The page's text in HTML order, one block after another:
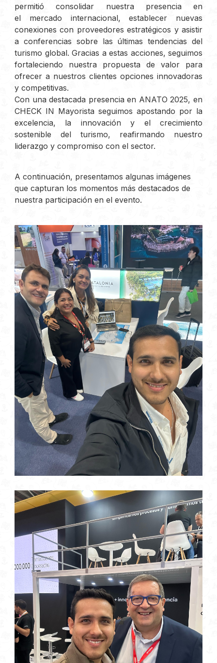
permitió consolidar nuestra presencia en
el mercado internacional, establecer nuevas
conexiones con proveedores estratégicos y asistir
a conferencias sobre las últimas tendencias del
turismo global. Gracias a estas acciones, seguimos
fortaleciendo nuestra propuesta de valor para
ofrecer a nuestros clientes opciones innovadoras
y competitivas.
Con una destacada presencia en ANATO 2025, en
CHECK IN Mayorista seguimos apostando por la
excelencia, la innovación y el crecimiento
sostenible del turismo, reafirmando nuestro
liderazgo y compromiso con el sector.
A continuación, presentamos algunas imágenes
que capturan los momentos más destacados de
nuestra participación en el evento.